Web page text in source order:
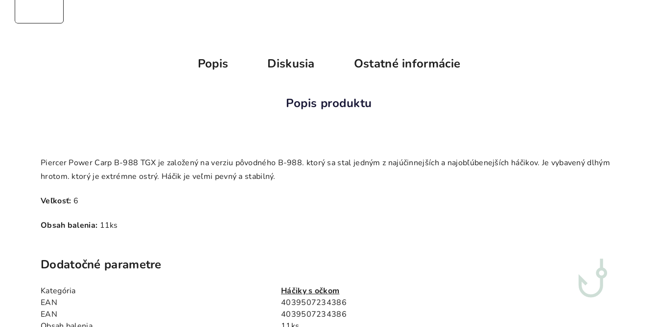
Popis Diskusia Ostatné informácie
Piercer Power Carp B-988 TGX je založený na verziu pôvodného B-988. ktorý sa stal jedným z najúčinnejších a najobľúbenejších háčikov. Je vybavený dlhým
hrotom. ktorý je extrémne ostrý. Háčik je veľmi pevný a stabilný.
Veľkosť: 6
Obsah balenia: 11ks
Dodatočné parametre
Kategória
Háčiky s očkom
EAN
4039507234386
EAN
4039507234386